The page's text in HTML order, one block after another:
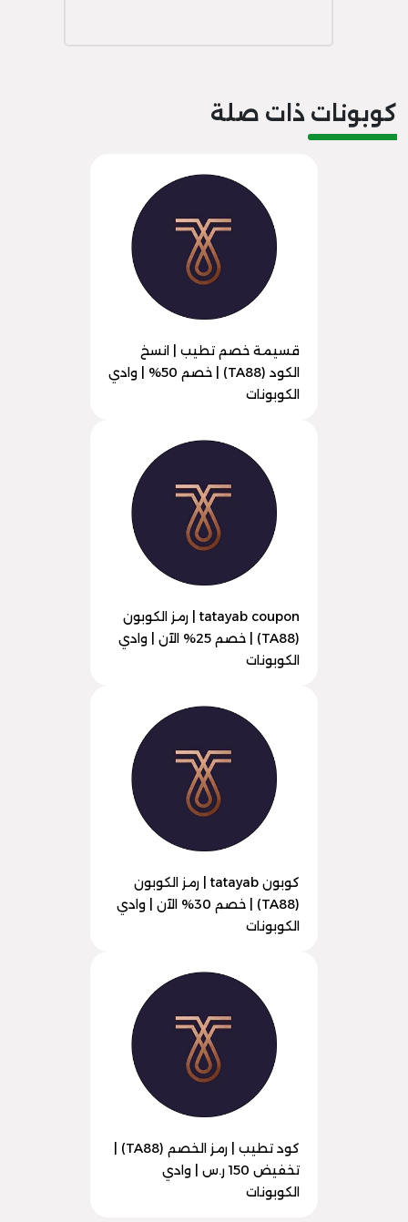
كوبونات ذات صلة
قسيمة خصم تطيب | انسخ
الكود (TA88) | خصم 50% | وادي
الكوبونات
tatayab coupon | رمز الكوبون
(TA88) | خصم 25% الآن | وادي
الكوبونات
كوبون tatayab | رمز الكوبون
(TA88) | خصم 30% الآن | وادي
الكوبونات
كود تطيب | رمز الخصم (TA88) |
تخفيض 150 ر.س | وادي
الكوبونات